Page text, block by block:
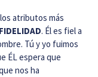
atributos más
FIDELIDAD. Él es fiel a
Tú y yo fuimos
ÉL espera que
nos ha